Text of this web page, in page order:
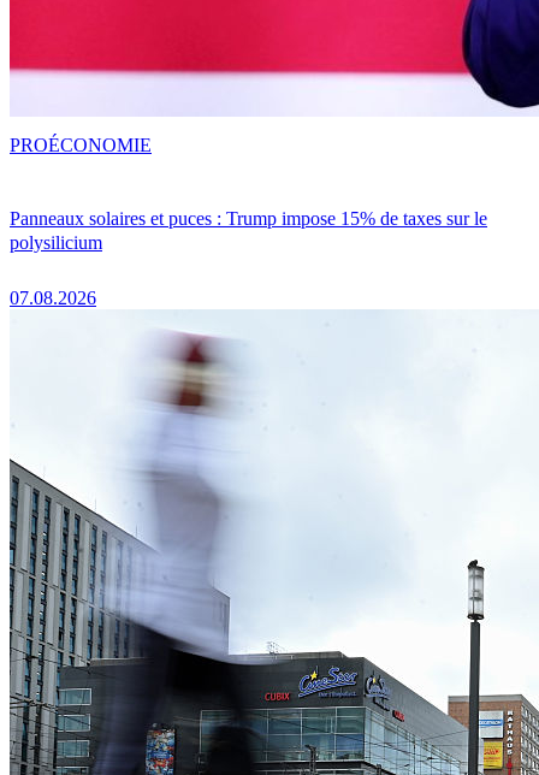
Panneaux solaires et puces : Trump impose 15% de taxes sur le
polysilicium
07.08.2026
PROÉCONOMIE